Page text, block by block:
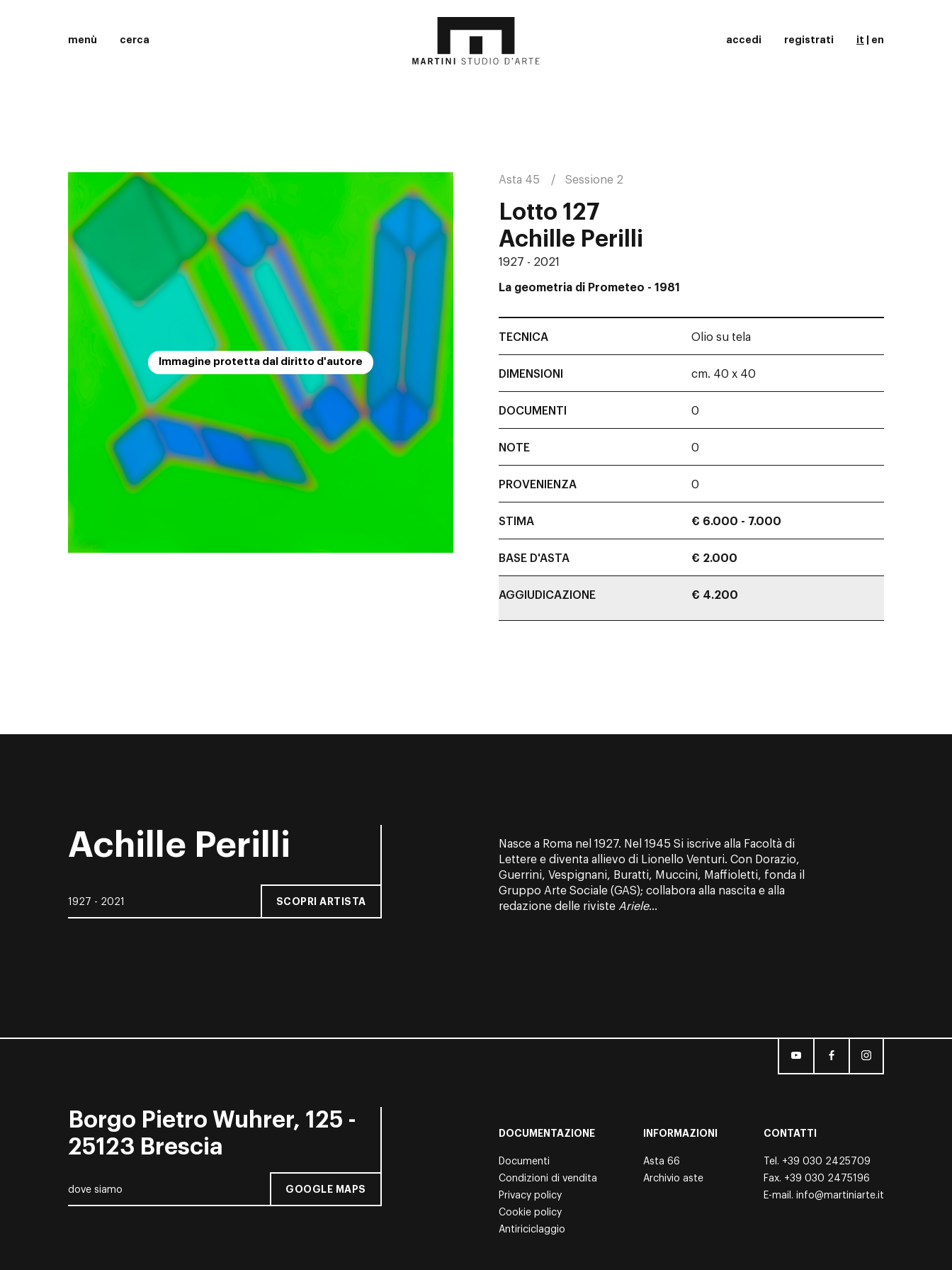
menù cerca accedi registrati it en
Immagine protetta dal diritto d'autore
Asta 45 Sessione 2
Lotto 127
Achille Perilli
1927 - 2021
La geometria di Prometeo - 1981
TECNICA Olio su tela
DIMENSIONI cm. 40 x 40
DOCUMENTI 0
NOTE 0
PROVENIENZA 0
STIMA € 6.000 - 7.000
BASE D'ASTA € 2.000
AGGIUDICAZIONE € 4.200
Achille Perilli
1927 - 2021 SCOPRI ARTISTA
Nasce a Roma nel 1927. Nel 1945 Si iscrive alla Facoltà di
Lettere e diventa allievo di Lionello Venturi. Con Dorazio,
Guerrini, Vespignani, Buratti, Muccini, Maffioletti, fonda il
Gruppo Arte Socia­le (GAS); collabora alla nascita e alla
redazione delle riviste Ariele...
Borgo Pietro Wuhrer, 125 -
25123 Brescia
dove siamo GOOGLE MAPS
DOCUMENTAZIONE
Documenti
Condizioni di vendita
Privacy policy
Cookie policy
Antiriciclaggio
INFORMAZIONI
Asta 66
Archivio aste
CONTATTI
Tel. +39 030 2425709
Fax. +39 030 2475196
E-mail. info@martiniarte.it